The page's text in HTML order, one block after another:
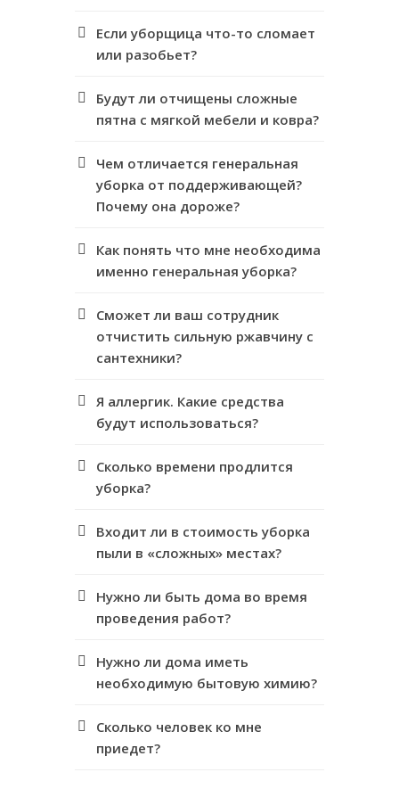
Если уборщица что-то сломает
или разобьет?
Будут ли отчищены сложные
пятна с мягкой мебели и ковра?
Чем отличается генеральная
уборка от поддерживающей?
Почему она дороже?
Как понять что мне необходима
именно генеральная уборка?
Сможет ли ваш сотрудник
отчистить сильную ржавчину с
сантехники?
Я аллергик. Какие средства
будут использоваться?
Сколько времени продлится
уборка?
Входит ли в стоимость уборка
пыли в «сложных» местах?
Нужно ли быть дома во время
проведения работ?
Нужно ли дома иметь
необходимую бытовую химию?
Сколько человек ко мне
приедет?